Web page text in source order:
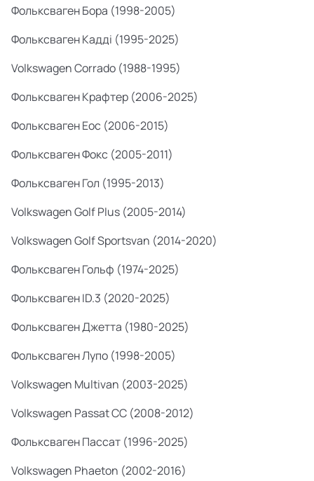
Фольксваген Бора (1998-2005)
Фольксваген Кадді (1995-2025)
Volkswagen Corrado (1988-1995)
Фольксваген Крафтер (2006-2025)
Фольксваген Еос (2006-2015)
Фольксваген Фокс (2005-2011)
Фольксваген Гол (1995-2013)
Volkswagen Golf Plus (2005-2014)
Volkswagen Golf Sportsvan (2014-2020)
Фольксваген Гольф (1974-2025)
Фольксваген ID.3 (2020-2025)
Фольксваген Джетта (1980-2025)
Фольксваген Лупо (1998-2005)
Volkswagen Multivan (2003-2025)
Volkswagen Passat CC (2008-2012)
Фольксваген Пассат (1996-2025)
Volkswagen Phaeton (2002-2016)